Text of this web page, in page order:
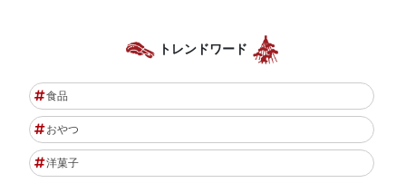
トレンドワード
食品
おやつ
洋菓子